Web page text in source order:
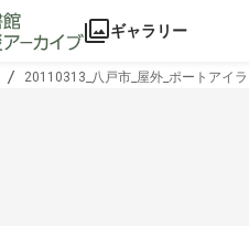
ギャラリー
20110313_八戸市_屋外_ポートアイ